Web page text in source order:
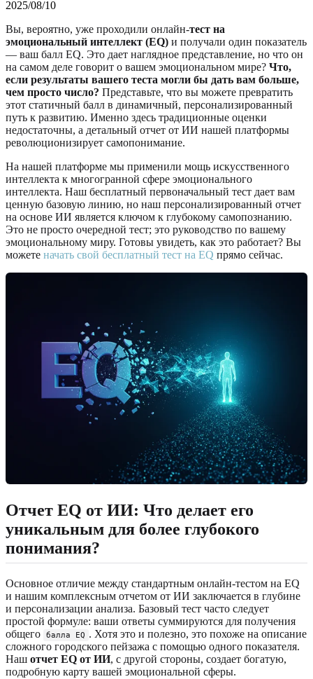
2025/08/10
Вы, вероятно, уже проходили онлайн-тест на
эмоциональный интеллект (EQ) и получали один показатель
— ваш балл EQ. Это дает наглядное представление, но что он
на самом деле говорит о вашем эмоциональном мире? Что,
если результаты вашего теста могли бы дать вам больше,
чем просто число? Представьте, что вы можете превратить
этот статичный балл в динамичный, персонализированный
путь к развитию. Именно здесь традиционные оценки
недостаточны, а детальный отчет от ИИ нашей платформы
революционизирует самопонимание.
На нашей платформе мы применили мощь искусственного
интеллекта к многогранной сфере эмоционального
интеллекта. Наш бесплатный первоначальный тест дает вам
ценную базовую линию, но наш персонализированный отчет
на основе ИИ является ключом к глубокому самопознанию.
Это не просто очередной тест; это руководство по вашему
эмоциональному миру. Готовы увидеть, как это работает? Вы
можете начать свой бесплатный тест на EQ прямо сейчас.
Отчет EQ от ИИ: Что делает его
уникальным для более глубокого
понимания?
Основное отличие между стандартным онлайн-тестом на EQ
и нашим комплексным отчетом от ИИ заключается в глубине
и персонализации анализа. Базовый тест часто следует
простой формуле: ваши ответы суммируются для получения
общего
балла EQ . Хотя это и полезно, это похоже на описание
сложного городского пейзажа с помощью одного показателя.
Наш отчет EQ от ИИ, с другой стороны, создает богатую,
подробную карту вашей эмоциональной сферы.